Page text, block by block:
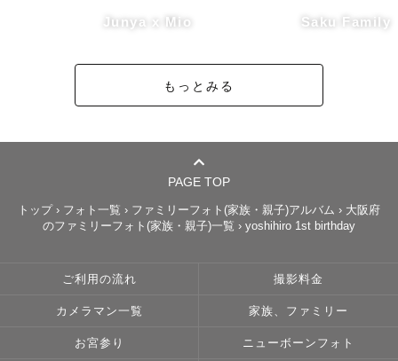
Junya x Mio Saku Family
もっとみる
PAGE TOP
トップ › フォト一覧 › ファミリーフォト(家族・親子)アルバム › 大阪府
のファミリーフォト(家族・親子)一覧 › yoshihiro 1st birthday
ご利用の流れ 撮影料金
カメラマン一覧 家族、ファミリー
お宮参り ニューボーンフォト